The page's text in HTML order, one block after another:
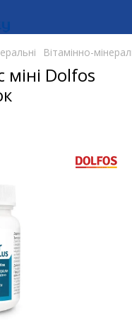
Вітамінно-
Dolfos